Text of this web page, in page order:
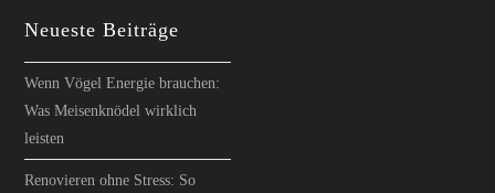
Neueste Beiträge
Wenn Vögel Energie brauchen:
Was Meisenknödel wirklich
leisten
Renovieren ohne Stress: So